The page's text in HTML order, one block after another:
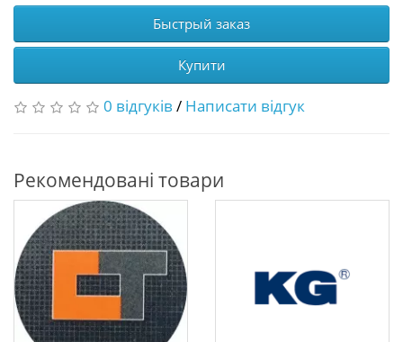
Быстрый заказ
Купити
0 відгуків / Написати відгук
Рекомендовані товари